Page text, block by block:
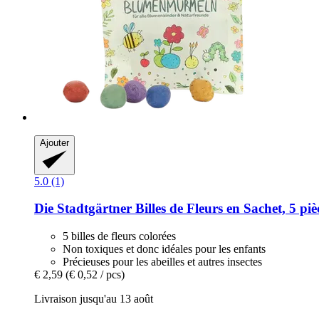
Ajouter
5.0 (1)
Die Stadtgärtner Billes de Fleurs en Sachet, 5
5 billes de fleurs colorées
Non toxiques et donc idéales pour les enfants
Précieuses pour les abeilles et autres insectes
€ 2,59 (€ 0,52 / pcs)
Livraison jusqu'au 13 août